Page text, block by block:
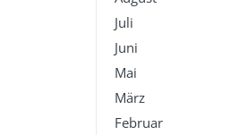
Juli
Juni
Mai
März
Februar